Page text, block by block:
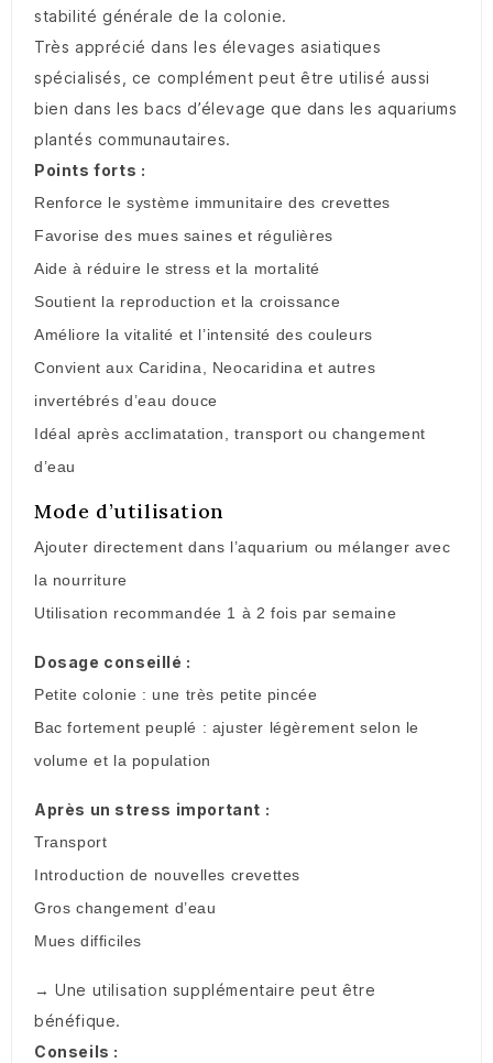
stabilité générale de la colonie.
Très apprécié dans les élevages asiatiques
spécialisés, ce complément peut être utilisé aussi
bien dans les bacs d’élevage que dans les aquariums
plantés communautaires.
Points forts :
Renforce le système immunitaire des crevettes
Favorise des mues saines et régulières
Aide à réduire le stress et la mortalité
Soutient la reproduction et la croissance
Améliore la vitalité et l’intensité des couleurs
Convient aux Caridina, Neocaridina et autres
invertébrés d’eau douce
Idéal après acclimatation, transport ou changement
d’eau
Mode d’utilisation
Ajouter directement dans l’aquarium ou mélanger avec
la nourriture
Utilisation recommandée 1 à 2 fois par semaine
Dosage conseillé :
Petite colonie : une très petite pincée
Bac fortement peuplé : ajuster légèrement selon le
volume et la population
Après un stress important :
Transport
Introduction de nouvelles crevettes
Gros changement d’eau
Mues difficiles
→ Une utilisation supplémentaire peut être
bénéfique.
Conseils :